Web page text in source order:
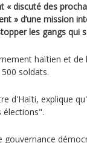
« discuté des
» d’une mission
les gangs qui
haïtien et de
soldats.
d'Haïti, explique
élections".
gouvernance